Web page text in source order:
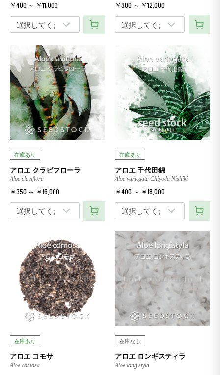
￥400 ～ ￥11,000 ￥300 ～ ￥12,000
在庫あり
アロエ クラビフローラ
Aloe claviflora
￥350 ～ ￥16,000
在庫あり
アロエ 千代田錦
Aloe variegata Chiyoda Nishiki
￥400 ～ ￥18,000
在庫あり
アロエ コモサ
Aloe comosa
在庫なし
アロエ ロンギスティラ
Aloe longistyla